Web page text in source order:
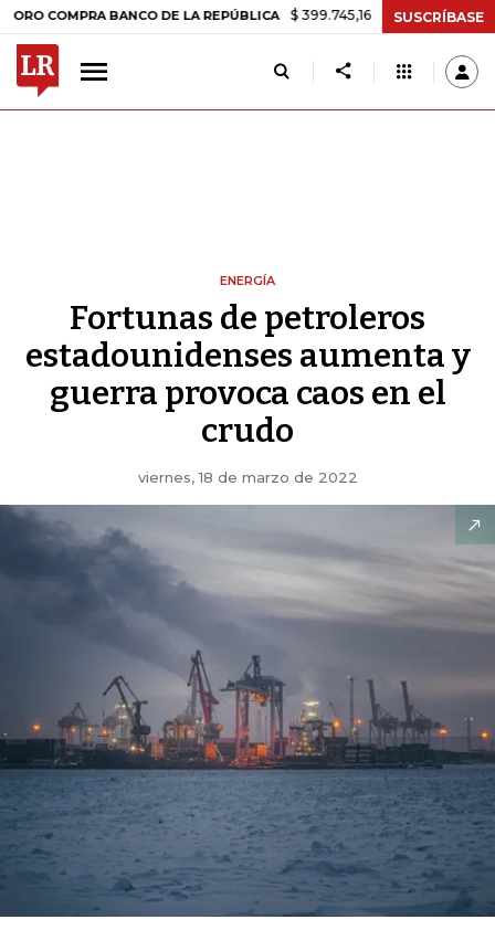
BANCO DE LA REPÚBLICA $ 399.745,16 +$ 2.295,71 +0,58%
SUSCRÍBASE
ENERGÍA
Fortunas de petroleros
estadounidenses aumenta y
guerra provoca caos en el
crudo
viernes, 18 de marzo de 2022